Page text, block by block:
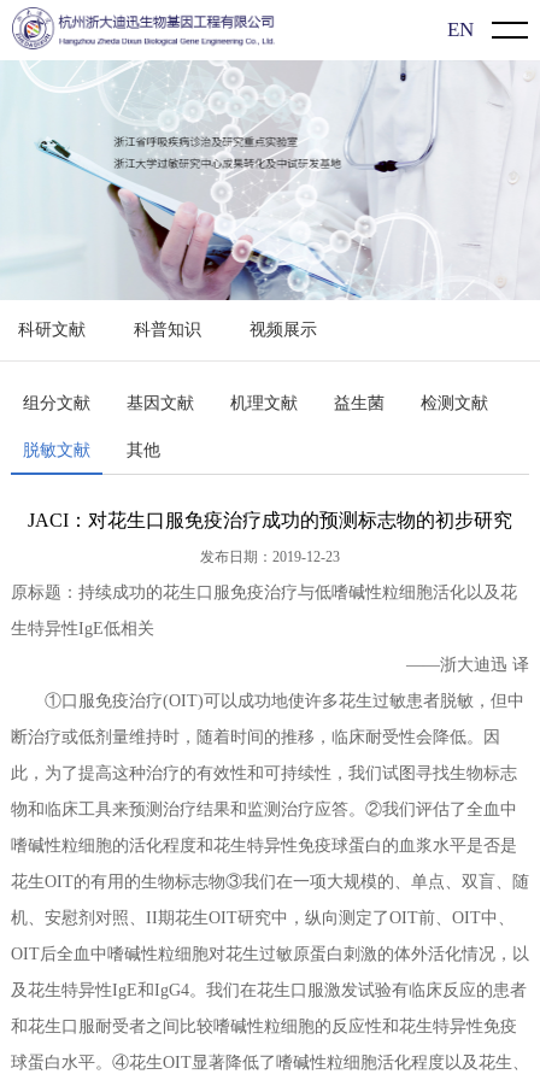
EN
科研文献 科普知识 视频展示
组分文献 基因文献 机理文献 益生菌 检测文献
脱敏文献 其他
JACI：对花生口服免疫治疗成功的预测标志物的初步研究
发布日期：2019-12-23
原标题：持续成功的花生口服免疫治疗与低嗜碱性粒细胞活化以及花
生特异性IgE低相关
——浙大迪迅 译
①口服免疫治疗(OIT)可以成功地使许多花生过敏患者脱敏，但中
断治疗或低剂量维持时，随着时间的推移，临床耐受性会降低。因
此，为了提高这种治疗的有效性和可持续性，我们试图寻找生物标志
物和临床工具来预测治疗结果和监测治疗应答。②我们评估了全血中
嗜碱性粒细胞的活化程度和花生特异性免疫球蛋白的血浆水平是否是
花生OIT的有用的生物标志物③我们在一项大规模的、单点、双盲、随
机、安慰剂对照、II期花生OIT研究中，纵向测定了OIT前、OIT中、
OIT后全血中嗜碱性粒细胞对花生过敏原蛋白刺激的体外活化情况，以
及花生特异性IgE和IgG4。我们在花生口服激发试验有临床反应的患者
和花生口服耐受者之间比较嗜碱性粒细胞的反应性和花生特异性免疫
球蛋白水平。④花生OIT显著降低了嗜碱性粒细胞活化程度以及花生、
关于我们
公司介绍
企业文化
发展历程
新闻动态
企业动态
展会信息
行业动态
产品介绍
新型冠状病毒（2019-nCoV）检测系列
过敏原特异性抗体IgE检测系列
食物特异性抗体IgG/lgG4检测系列
单组分过敏原检测系列
产品专属设备--高通量全自动免疫印迹仪及判读软件
过敏知识
科研文献
科普知识
联系方式
联系我们